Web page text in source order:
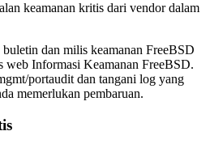
keamanan kritis dari vendor dalam
dan milis keamanan FreeBSD
web Informasi Keamanan FreeBSD.
portaudit dan tangani log yang
memerlukan pembaruan.